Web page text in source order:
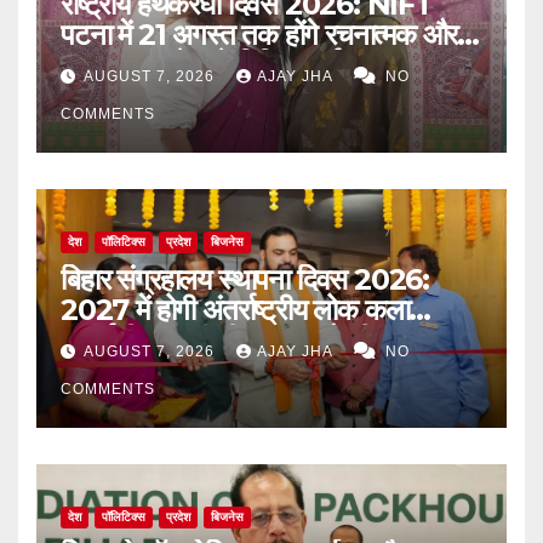
पटना में 21 अगस्त तक होंगे रचनात्मक और
जागरूकता से जुड़े विविध कार्यक्रम
AUGUST 7, 2026 AJAY JHA NO
COMMENTS
देश पॉलिटिक्स प्रदेश बिजनेस
बिहार संग्रहालय स्थापना दिवस 2026:
2027 में होगी अंतर्राष्ट्रीय लोक कला
प्रदर्शनी, मुख्यमंत्री सम्राट चौधरी का बड़ा
ऐलान
AUGUST 7, 2026 AJAY JHA NO
COMMENTS
देश पॉलिटिक्स प्रदेश बिजनेस